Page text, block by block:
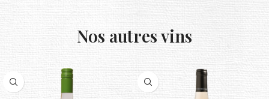
Nos autres vins